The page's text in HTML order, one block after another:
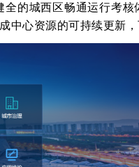
的城西区畅通运行考核
心资源的可持续更新，